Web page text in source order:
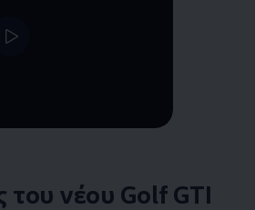
Remaining time, --:--
του νέου Golf GTI